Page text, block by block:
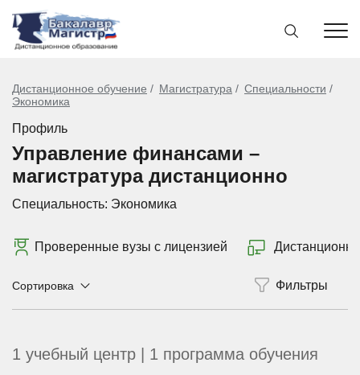
Дистанционное обучение Магистратура
Специальности
Экономика
Профиль
Управление финансами –
магистратура дистанционно
Специальность: Экономика
Проверенные вузы с лицензией Дистанционно
Сортировка
1 учебный центр | 1 программа обучения